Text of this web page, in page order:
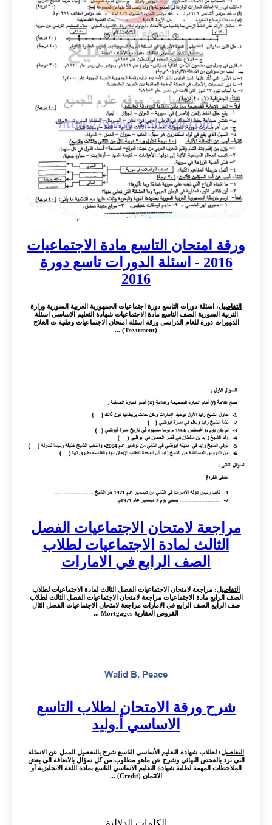
ورقة امتحان التاسع مادة الاجتماعيات
2016 - اسئلة الدورات تاسع دورة
2016
التفاصيل: اسئلة دورات التاسع دورة اجتماعيات الجمهورية العربية السورية وزارة
التربية السورية الصف التاسع مادة الاجتماعيات شهادة التعليم الاساسي اسئلة
الدوورات دورة للعام الدراسي ورقة اسئلة امتحان الاجتماعيات وطنية ت العلاج
(Treatment) ...
مراجعة لامتحان الاجتماعيات الفصل
الثالث لمادة الاجتماعيات لطلاب
الصف الرابع في الامارات
التفاصيل: مراجعة لامتحان الاجتماعيات الفصل الثالث لمادة الاجتماعيات لطلاب
الصف الرابع مادة الاجتماعيات مراجعة لامتحان الاجتماعيات الفصل الثالث لطلاب
صف الرابع الصف الرابع في الامارات مراجعة لامتحان الاجتماعيات الفصل الثال
القروض العقارية Mortgages ...
شرح ورقة الامتحان لطلاب التاسع
الاساسي أ.وليد
التفاصيل: لطلاب شهادة التعليم الأساسي التاسع شرح بالتفصيل الممل عن الاسئلة
التي ترد بالفحص النهائي وشرح عن ماهو مطلوب من كل سؤال بالاضافة الى بعض
الملاحظات المهمة لطلبة شهادة التعليم الاساسي التاسع بمادة اللغة الانجليزية أو
الائتمان (Credit) ...
الكلمات الدلالية